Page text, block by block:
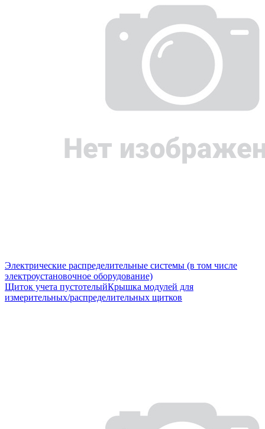
Электрические распределительные системы (в том числе
электроустановочное оборудование)
Щиток учета пустотелыйКрышка модулей для
измерительных/распределительных щитков